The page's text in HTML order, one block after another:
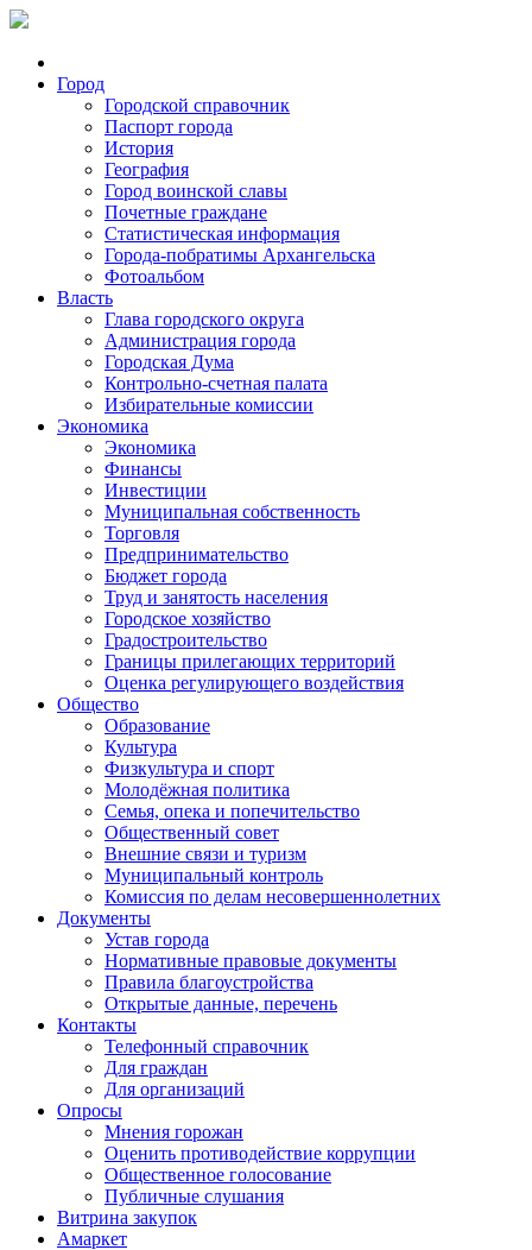
Город
Городской справочник
Паспорт города
История
География
Город воинской славы
Почетные граждане
Статистическая информация
Города-побратимы Архангельска
Фотоальбом
Власть
Глава городского округа
Администрация города
Городская Дума
Контрольно-счетная палата
Избирательные комиссии
Экономика
Экономика
Финансы
Инвестиции
Муниципальная собственность
Торговля
Предпринимательство
Бюджет города
Труд и занятость населения
Городское хозяйство
Градостроительство
Границы прилегающих территорий
Оценка регулирующего воздействия
Общество
Образование
Культура
Физкультура и спорт
Молодёжная политика
Семья, опека и попечительство
Общественный совет
Внешние связи и туризм
Муниципальный контроль
Комиссия по делам несовершеннолетних
Документы
Устав города
Нормативные правовые документы
Правила благоустройства
Открытые данные, перечень
Контакты
Телефонный справочник
Для граждан
Для организаций
Опросы
Мнения горожан
Оценить противодействие коррупции
Общественное голосование
Публичные слушания
Витрина закупок
Амаркет